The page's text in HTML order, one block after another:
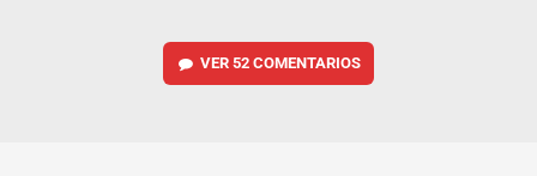
VER 52 COMENTARIOS